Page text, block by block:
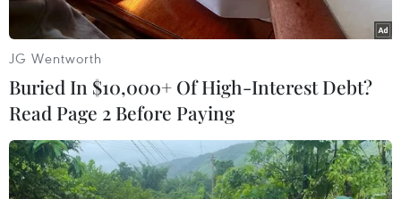
Nhân dân: 6 đơn vị bầu cử của tỉnh Đồng Tháp
Chủ tịch Quốc hội: Nghệ An lập danh sách cử
tri “đúng, đủ, chuẩn, kịp thời”
JG Wentworth
Buried In $10,000+ Of High-Interest Debt?
Read Page 2 Before Paying